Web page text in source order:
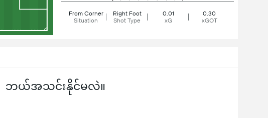
From Corner
Situation
Right Foot
Shot Type
0.01
xG
0.30
xGOT
ဘယ်အသင်းနိုင်မလဲ။